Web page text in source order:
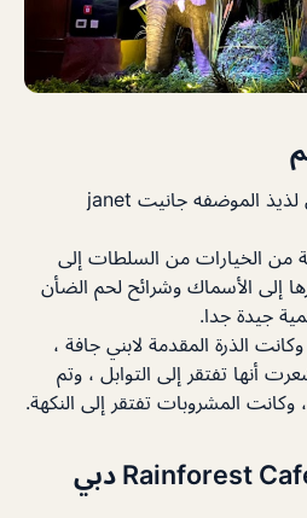
شكرا موهيتو والكيك البركان لذيذ الموضفه جانيت janet
من الخيارات من السلطات إلى
إلى الأسماك وشرائح لحم الضأن
جيدة جدا.
الذرة المقدمة لابني جافة ،
أنها تفتقر إلى التوابل ، وتم
المشروبات تفتقر إلى النكهة.